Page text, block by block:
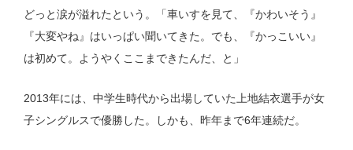
どっと涙が溢れたという。「車いすを見て、『かわいそう』
『大変やね』はいっぱい聞いてきた。でも、『かっこいい』
は初めて。ようやくここまできたんだ、と」
2013年には、中学生時代から出場していた上地結衣選手が女
子シングルスで優勝した。しかも、昨年まで6年連続だ。